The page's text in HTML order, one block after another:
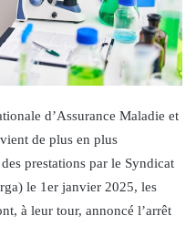
d’Assurance Maladie et
de plus en plus
prestations par le Syndicat
le 1er janvier 2025, les
à leur tour, annoncé l’arrêt